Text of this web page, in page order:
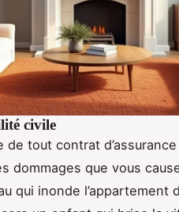
civile
de tout contrat
dommages que vous
qui inonde l’appartement